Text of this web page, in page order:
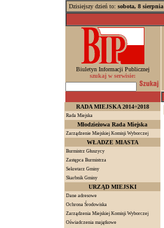
Dzisiejszy dzień to: sobota, 8
Biuletyn Informacji Publicznej
szukaj w serwisie:
RADA MIEJSKA 2014÷2018
Rada Miejska
Młodzieżowa Rada Miejska
Zarządzenie Miejskiej Komisji Wyborczej
WŁADZE MIASTA
Burmistrz Głuszycy
Zastępca Burmistrza
Sekretarz Gminy
Skarbnik Gminy
URZĄD MIEJSKI
Dane adresowe
Ochrona Środowiska
Zarządzenia Miejskiej Komisji Wyborczej
Oświadczenia majątkowe